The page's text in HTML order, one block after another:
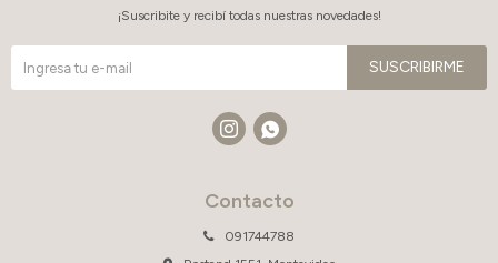
Contacto
091744788
¡Suscribite y recibí todas nuestras novedades!
SUSCRIBIRME
 